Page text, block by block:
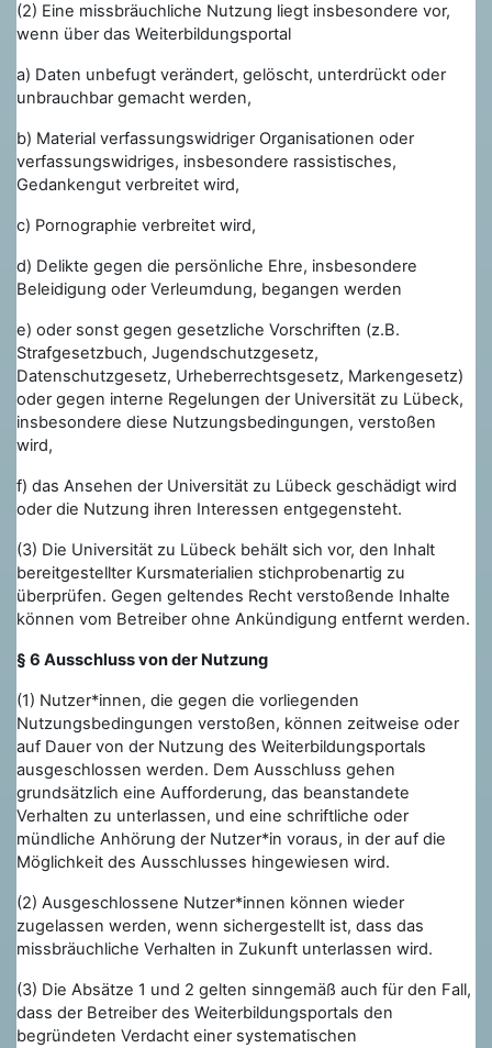
(2) Eine missbräuchliche Nutzung liegt insbesondere vor,
wenn über das Weiterbildungsportal
a) Daten unbefugt verändert, gelöscht, unterdrückt oder
unbrauchbar gemacht werden,
b) Material verfassungswidriger Organisationen oder
verfassungswidriges, insbesondere rassistisches,
Gedankengut verbreitet wird,
c) Pornographie verbreitet wird,
d) Delikte gegen die persönliche Ehre, insbesondere
Beleidigung oder Verleumdung, begangen werden
e) oder sonst gegen gesetzliche Vorschriften (z.B.
Strafgesetzbuch, Jugendschutzgesetz,
Datenschutzgesetz, Urheberrechtsgesetz, Markengesetz)
oder gegen interne Regelungen der Universität zu Lübeck,
insbesondere diese Nutzungsbedingungen, verstoßen
wird,
f) das Ansehen der Universität zu Lübeck geschädigt wird
oder die Nutzung ihren Interessen entgegensteht.
(3) Die Universität zu Lübeck behält sich vor, den Inhalt
bereitgestellter Kursmaterialien stichprobenartig zu
überprüfen. Gegen geltendes Recht verstoßende Inhalte
können vom Betreiber ohne Ankündigung entfernt werden.
§ 6 Ausschluss von der Nutzung
(1) Nutzer*innen, die gegen die vorliegenden
Nutzungsbedingungen verstoßen, können zeitweise oder
auf Dauer von der Nutzung des Weiterbildungsportals
ausgeschlossen werden. Dem Ausschluss gehen
grundsätzlich eine Aufforderung, das beanstandete
Verhalten zu unterlassen, und eine schriftliche oder
mündliche Anhörung der Nutzer*in voraus, in der auf die
Möglichkeit des Ausschlusses hingewiesen wird.
(2) Ausgeschlossene Nutzer*innen können wieder
zugelassen werden, wenn sichergestellt ist, dass das
missbräuchliche Verhalten in Zukunft unterlassen wird.
(3) Die Absätze 1 und 2 gelten sinngemäß auch für den Fall,
dass der Betreiber des Weiterbildungsportals den
begründeten Verdacht einer systematischen